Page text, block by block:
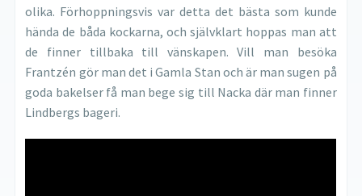
olika. Förhoppningsvis var detta det bästa som kunde
hända de båda kockarna, och självklart hoppas man att
de finner tillbaka till vänskapen. Vill man besöka
Frantzén gör man det i Gamla Stan och är man sugen på
goda bakelser få man bege sig till Nacka där man finner
Lindbergs bageri.